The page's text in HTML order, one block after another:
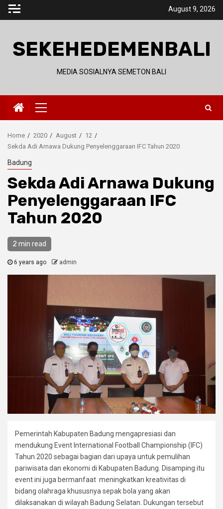
Skip
August 9, 2026
SEKEHEDEMENBALI
MEDIA SOSIALNYA SEMETON BALI
Primary
Menu
Home 2020 August
12
Sekda Adi Arnawa Dukung Penyelenggaraan IFC Tahun 2020
Badung
Sekda Adi Arnawa Dukung
Penyelenggaraan IFC
Tahun 2020
2 min read
6 years ago admin
Pemerintah Kabupaten Badung mengapresiasi dan
mendukung Event International Football Championship (IFC)
Tahun 2020 sebagai bagian dari upaya untuk pemulihan
pariwisata dan ekonomi di Kabupaten Badung. Disamping itu
event ini juga bermanfaat meningkatkan kreativitas di
bidang olahraga khususnya sepak bola yang akan
dilaksanakan di wilayah Badung Selatan. Dukungan tersebut